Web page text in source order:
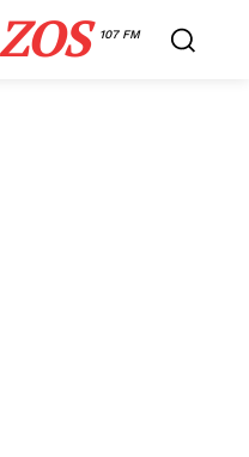
107 FM